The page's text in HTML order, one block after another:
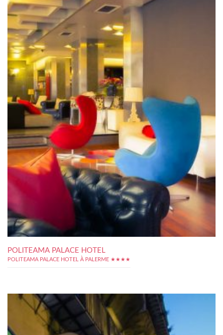
POLITEAMA PALACE HOTEL
POLITEAMA PALACE HOTEL À PALERME ★★★★